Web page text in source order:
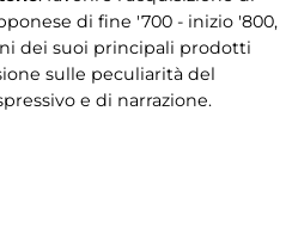
di fine '700 - inizio '800,
dei suoi principali prodotti
sulle peculiarità del
e di narrazione.